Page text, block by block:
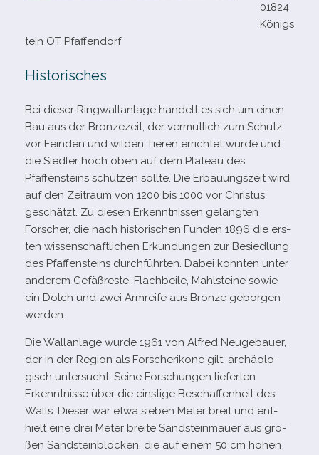
01824
Königs
tein OT Pfaffendorf
Historisches
Bei die­ser Ringwallanlage han­delt es sich um einen
Bau aus der Bronzezeit, der ver­mut­lich zum Schutz
vor Feinden und wil­den Tieren errich­tet wurde und
die Siedler hoch oben auf dem Plateau des
Pfaffensteins schüt­zen sollte. Die Erbauungszeit wird
auf den Zeitraum von 1200 bis 1000 vor Christus
geschätzt. Zu die­sen Erkenntnissen gelang­ten
Forscher, die nach his­to­ri­schen Funden 1896 die ers­
ten wis­sen­schaft­li­chen Erkundungen zur Besiedlung
des Pfaffensteins durch­führ­ten. Dabei konn­ten unter
ande­rem Gefäßreste, Flachbeile, Mahlsteine sowie
ein Dolch und zwei Armreife aus Bronze gebor­gen
werden.
Die Wallanlage wurde 1961 von Alfred Neugebauer,
der in der Region als Forscherikone gilt, archäo­lo­
gisch unter­sucht. Seine Forschungen lie­fer­ten
Erkenntnisse über die eins­tige Beschaffenheit des
Walls: Dieser war etwa sie­ben Meter breit und ent­
hielt eine drei Meter breite Sandsteinmauer aus gro­
ßen Sandsteinblöcken, die auf einem 50 cm hohen